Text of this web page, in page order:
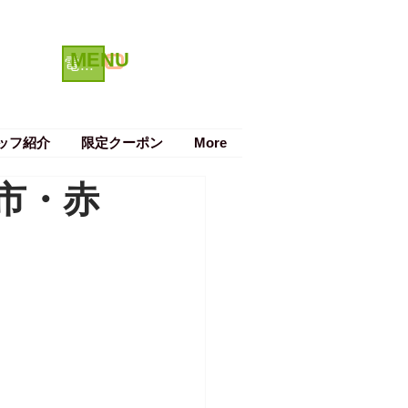
電話で予約する クーポン
MENU
フ紹介 限定クーポン More
・赤